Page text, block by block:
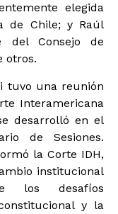
elegida
de Chile; y Raúl
del Consejo de
otros.
tuvo una reunión
Interamericana
desarrolló en el
de Sesiones.
la Corte IDH,
institucional
los desafíos
y la